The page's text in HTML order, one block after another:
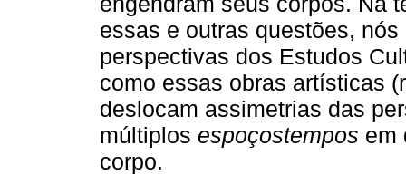
essas e outras questões,
perspectivas dos Estudos
como essas obras artísticas
deslocam assimetrias das
múltiplos espoçostempos em
corpo.